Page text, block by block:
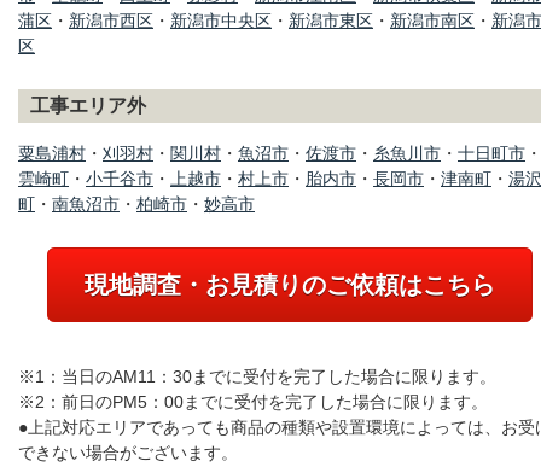
蒲区 ・ 新潟市西区 ・ 新潟市中央区 ・ 新潟市東区 ・ 新潟市南区 ・ 新潟
区
工事エリア外
粟島浦村 ・ 刈羽村 ・ 関川村 ・ 魚沼市 ・ 佐渡市 ・ 糸魚川市 ・ 十日町市 ・
雲崎町 ・ 小千谷市 ・ 上越市 ・ 村上市 ・ 胎内市 ・ 長岡市 ・ 津南町 ・ 湯沢
町 ・ 南魚沼市 ・ 柏崎市 ・ 妙高市
現地調査・お見積りのご依頼はこちら
※1：当日のAM11：30までに受付を完了した場合に限ります。
※2：前日のPM5：00までに受付を完了した場合に限ります。
●上記対応エリアであっても商品の種類や設置環境によっては、お受
できない場合がございます。